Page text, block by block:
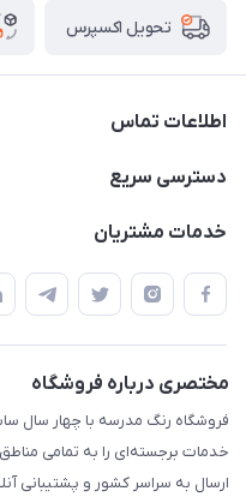
تحویل اکسپرس
اطلاعات تماس
02136781755
دسترسی سریع
پلنر و دفتر
استایل معلم و دانش آموز
بازی و نمایش
تزئین کلاس
طرح های تشویقی
گیفت ها و جوایز
خدمات مشتریان
قوانین و مقررات
حریم خصوصی
مختصری درباره فروشگاه
فروشگاه رنگ مدرسه با چهار سال
خدمات برجسته‌ای را به تمامی
ارسال به سراسر کشور و پشتیبانی